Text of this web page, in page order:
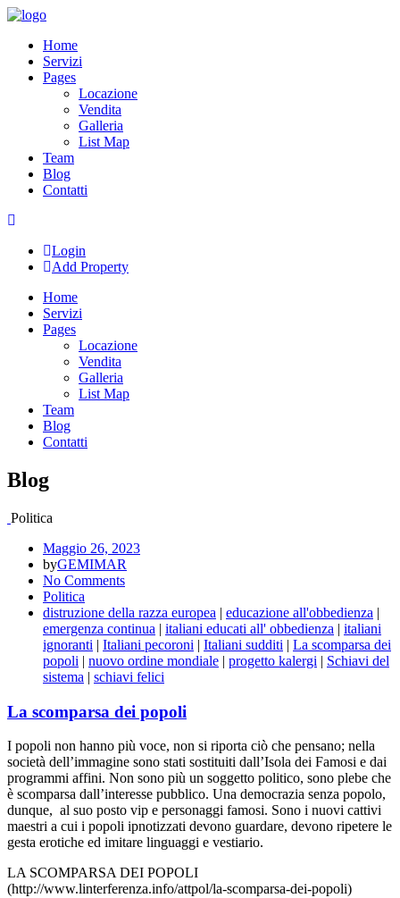
Skip
contentHome
Servizi
Pages
Locazione
Vendita
Galleria
List Map
Team
Blog
Contatti
Login
Add Property
Home
Servizi
Pages
Locazione
Vendita
Galleria
List Map
Team
Blog
Contatti
Blog
Politica
Maggio 26, 2023
byGEMIMAR
No Comments
Politica
distruzione della razza europea | educazione all'obbedienza |
emergenza continua | italiani educati all' obbedienza | italiani
ignoranti | Italiani pecoroni | Italiani sudditi | La scomparsa dei
popoli | nuovo ordine mondiale | progetto kalergi | Schiavi del
sistema | schiavi felici
La scomparsa dei popoli
I popoli non hanno più voce, non si riporta ciò che pensano; nella
società dell’immagine sono stati sostituiti dall’Isola dei Famosi e dai
programmi affini. Non sono più un soggetto politico, sono plebe che
è scomparsa dall’interesse pubblico. Una democrazia senza popolo,
dunque, al suo posto vip e personaggi famosi. Sono i nuovi cattivi
maestri a cui i popoli ipnotizzati devono guardare, devono ripetere le
gesta erotiche ed imitare linguaggi e vestiario.
LA SCOMPARSA DEI POPOLI
(http://www.linterferenza.info/attpol/la-scomparsa-dei-popoli)